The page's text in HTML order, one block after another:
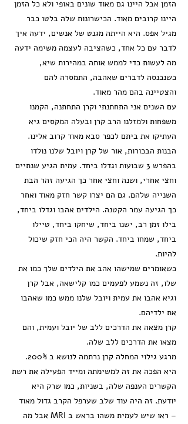
הזמן אבל היינו גם מאוד שונים באופי ולא כל הזמן
היינו קרובים מאוד. הכישרונות שלה בלטו כבר
מגיל אפס. היא הייתה מגנט של אנשים, ידעה איך
לדבר עם כל אחד, כשהציבה לעצמה משימה ידעה
מה לעשות כדי לממש אותה במהירות שיא,
כשנכנסה לדברים שאהבה, התמסרה להם
והצטיינה בהם מהר מאוד.
עם השנים אני התחתנתי וקרן התחתנה, הקמנו
משפחות ולמזלנו הרב קרן ובעלה המקסים גיא
העתיקו את ביתם לכפר סבא מאוד קרוב אלינו.
הבנות הבכורות, אור של קרן ויובל שלנו נולדו
בהפרש 3 שבועות וגדלו ביחד. עמית הגיע שנתיים
וחצי אחרי, ושנה וחצי אחר כך הגיעה זהר הבת
השנייה שלהם. גם הם יצרו קשר חזק מאוד ואחר
כך הגיעה עמר הקטנה. הילדים אהבו וגדלו ביחד,
בילו זמן רב, ישנו ביחד, שיחקו ביחד, טיילו
ביחד, שמחו ביחד. הקשר היה הכי חזק שיכול
להיות.
כשאומרים שמישהו אהב את הילדים שלך כמו את
שלו, זה נשמע לפעמים כמו קלישאה, אבל קרן
וגיא אהבו את עמית ויובל שלנו ממש כמו שאהבו
את ילדיהם.
קרן מצאה את הדרכים ללב של יובל ועמית, והם
מצאו את הדרכים ללב שלה.
מרגע גילוי המחלה קרן נרתמה לנושא ב 200%.
היא הפכה את זה למשימתה ומייד הפעילה את רשת
הקשרים הענפה שלה, בשניות, כמו שרק היא
יודעת. זה היה עוד שלב שערפל הקרב גדול מאוד
– ראו שיש לעמית משהו בראש ב MRI אבל מה